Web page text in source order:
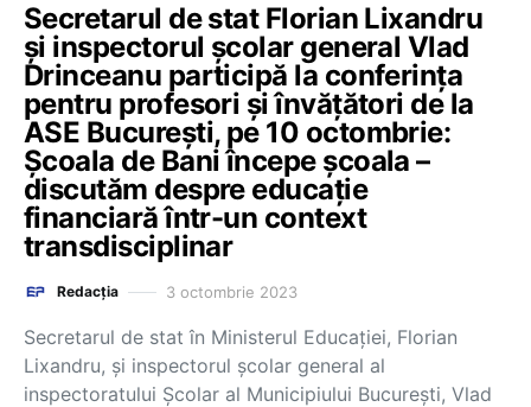
Secretarul de stat Florian Lixandru
și inspectorul școlar general Vlad
Drinceanu participă la conferința
pentru profesori și învățători de la
ASE București, pe 10 octombrie:
Școala de Bani începe școala –
discutăm despre educație
financiară într-un context
transdisciplinar
Redacția 3 octombrie 2023
Secretarul de stat în Ministerul Educației, Florian
Lixandru, și inspectorul școlar general al
inspectoratului Școlar al Municipiului București, Vlad